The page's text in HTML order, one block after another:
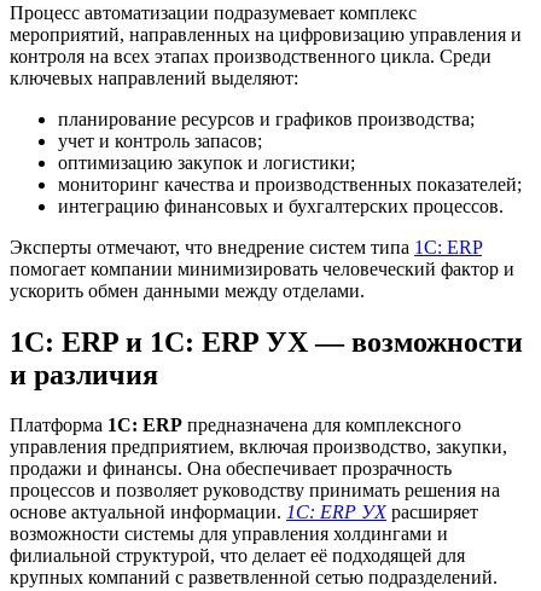
Процесс автоматизации подразумевает комплекс
мероприятий, направленных на цифровизацию управления и
контроля на всех этапах производственного цикла. Среди
ключевых направлений выделяют:
планирование ресурсов и графиков производства;
учет и контроль запасов;
оптимизацию закупок и логистики;
мониторинг качества и производственных показателей;
интеграцию финансовых и бухгалтерских процессов.
Эксперты отмечают, что внедрение систем типа 1С: ERP
помогает компании минимизировать человеческий фактор и
ускорить обмен данными между отделами.
1С: ERP и 1С: ERP УХ — возможности
и различия
Платформа 1С: ERP предназначена для комплексного
управления предприятием, включая производство, закупки,
продажи и финансы. Она обеспечивает прозрачность
процессов и позволяет руководству принимать решения на
основе актуальной информации. 1С: ERP УХрасширяет
возможности системы для управления холдингами и
филиальной структурой, что делает её подходящей для
крупных компаний с разветвленной сетью подразделений.